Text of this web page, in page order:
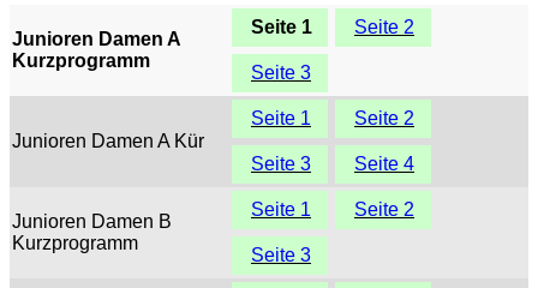
Junioren Damen A
Kurzprogramm
Seite 1 Seite 2
Seite 3
Junioren Damen A Kür
Seite 1 Seite 2
Seite 3 Seite 4
Junioren Damen B
Kurzprogramm
Seite 1 Seite 2
Seite 3